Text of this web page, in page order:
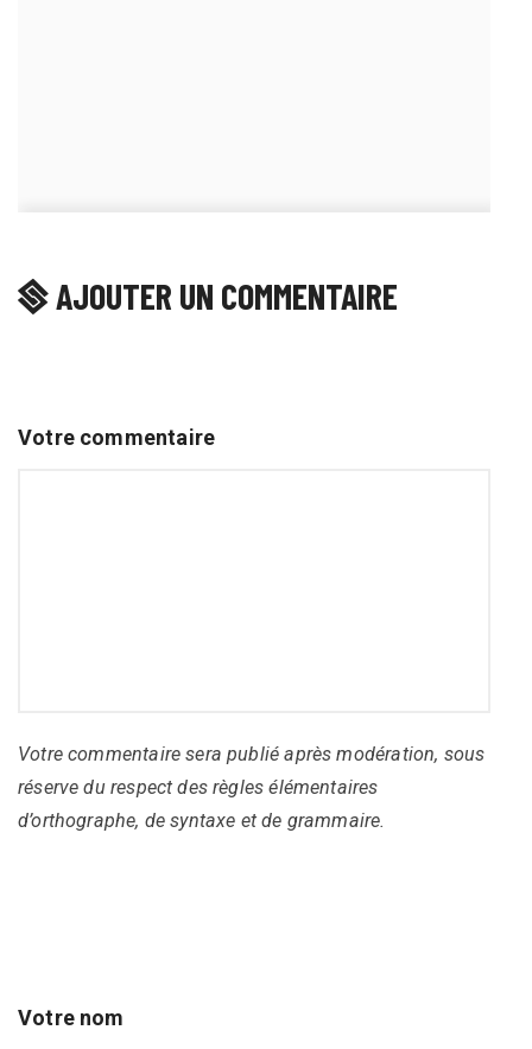
AJOUTER UN COMMENTAIRE
Votre commentaire
Votre commentaire sera publié après modération, sous
réserve du respect des règles élémentaires
d’orthographe, de syntaxe et de grammaire.
Votre nom